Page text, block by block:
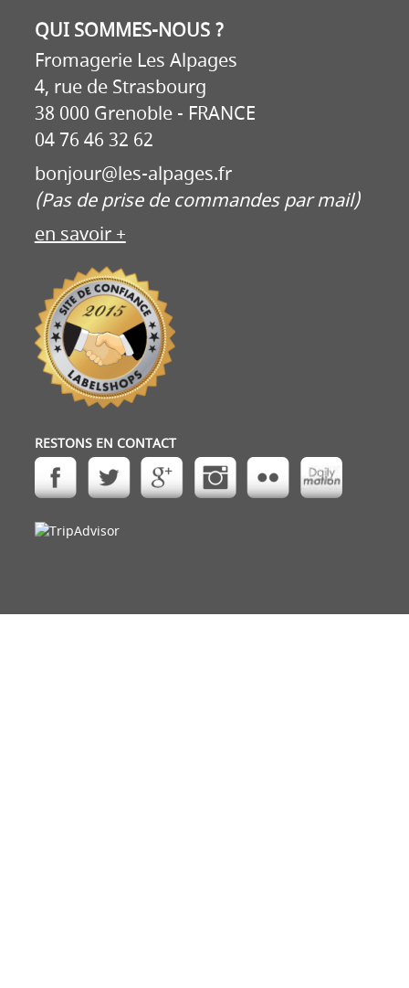
QUI SOMMES-NOUS ?
Fromagerie Les Alpages
4, rue de Strasbourg
38 000 Grenoble - FRANCE
04 76 46 32 62
bonjour@les-alpages.fr
(Pas de prise de commandes par mail)
en savoir +
RESTONS EN CONTACT